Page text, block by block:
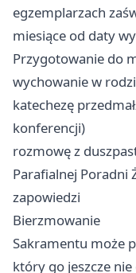
egzemplarzach
miesiące od daty
Przygotowanie do
wychowanie w
katechezę
konferencji)
rozmowę z
Parafialnej Poradni
zapowiedzi
Bierzmowanie
Sakramentu może
który go jeszcze